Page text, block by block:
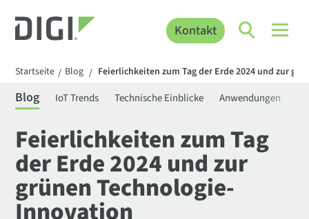
Kontakt
Startseite / Blog / Feierlichkeiten zum Tag der Erde 2024 und zur
Blog IoT Trends Technische Einblicke Anwendungen
Feierlichkeiten zum Tag
der Erde 2024 und zur
grünen Technologie-